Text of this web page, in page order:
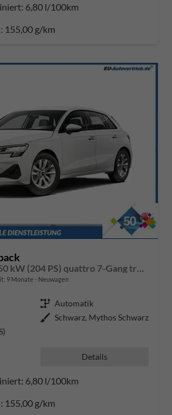
6,80 l/100km
155,00 g/km
9 Monate Neuwagen
Getriebe Automatik
Außenfarbe Schwarz, Mythos Schwarz
Details
6,80 l/100km
155,00 g/km